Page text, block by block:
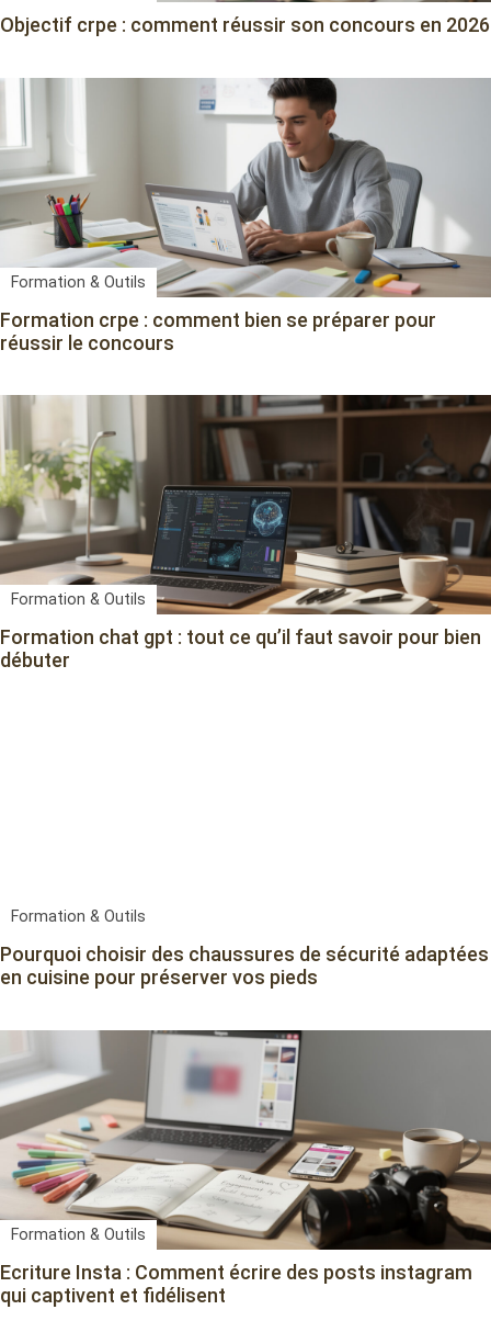
Objectif crpe : comment réussir son concours en 2026
Formation & Outils
Formation crpe : comment bien se préparer pour
réussir le concours
Formation & Outils
Formation chat gpt : tout ce qu’il faut savoir pour bien
débuter
Formation & Outils
Pourquoi choisir des chaussures de sécurité adaptées
en cuisine pour préserver vos pieds
Formation & Outils
Ecriture Insta : Comment écrire des posts instagram
qui captivent et fidélisent